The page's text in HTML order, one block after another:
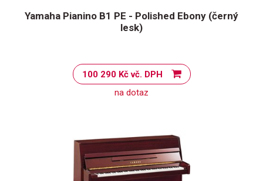
Yamaha Pianino B1 PE - Polished Ebony (černý
lesk)
100 290 Kč vč. DPH
na dotaz